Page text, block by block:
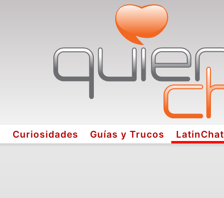
Curiosidades Guías y Trucos LatinChat